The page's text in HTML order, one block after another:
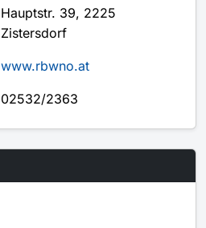
Hauptstr. 39, 2225
Zistersdorf
www.rbwno.at
02532/2363